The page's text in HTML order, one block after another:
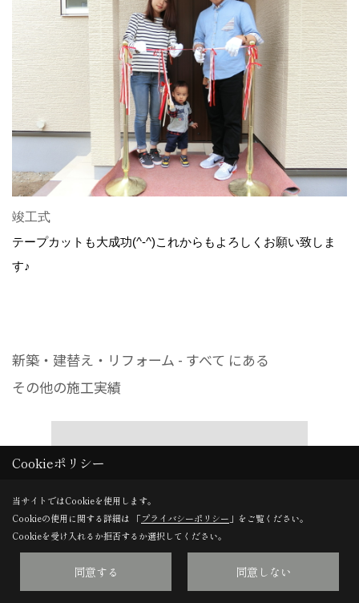
竣工式
テープカットも大成功(^-^)これからもよろしくお願い致しま
す♪
新築・建替え・リフォーム - すべて にある
その他の施工実績
Cookieポリシー
当サイトではCookieを使用します。
Cookieの使用に関する詳細は 「プライバシーポリシー 」をご覧ください。
Cookieを受け入れるか拒否するか選択してください。
同意する 同意しない